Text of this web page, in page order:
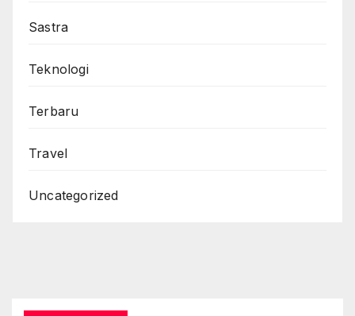
Sastra
Teknologi
Terbaru
Travel
Uncategorized